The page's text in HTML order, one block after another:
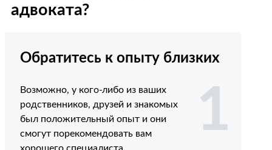
адвоката?
Обратитесь к опыту близких
Возможно, у кого-либо из ваших
родственников, друзей и знакомых
был положительный опыт и они
смогут порекомендовать вам
1